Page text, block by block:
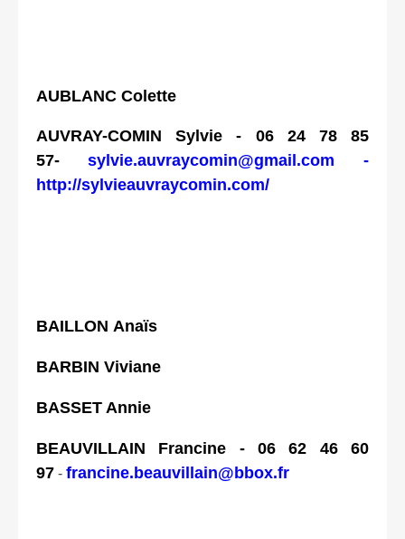
AUBLANC Colette
AUVRAY-COMIN Sylvie - 06 24 78 85
57-
sylvie.auvraycomin@gmail.com -
http://sylvieauvraycomin.com/
BAILLON Anaïs
BARBIN Viviane
BASSET Annie
BEAUVILLAIN Francine - 06 62 46 60
97 - francine.beauvillain@bbox.fr